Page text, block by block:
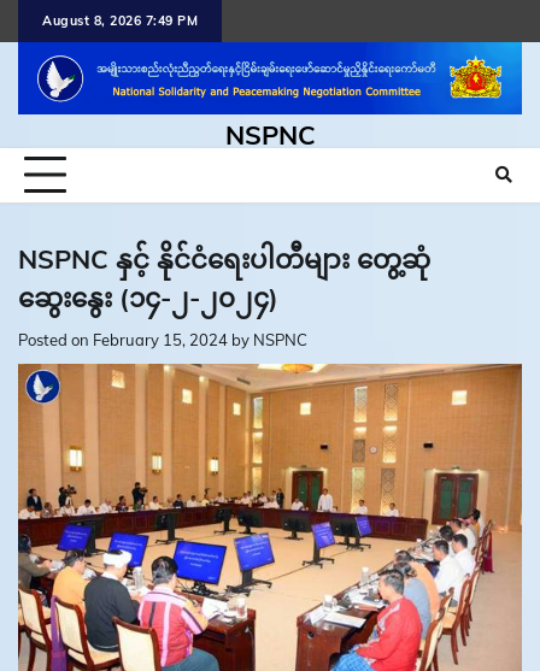
content
August 8, 2026 7:49 PM
NSPNC
NSPNC နှင့် နိုင်ငံရေးပါတီများ တွေ့ဆုံ
ဆွေးနွေး (၁၄-၂-၂၀၂၄)
Posted on February 15, 2024 by NSPNC